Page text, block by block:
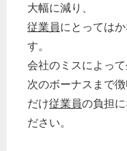
大幅に減り、
従業員にとっては
す。
会社のミスによって
次のボーナスまで
だけ従業員の負担
ださい。